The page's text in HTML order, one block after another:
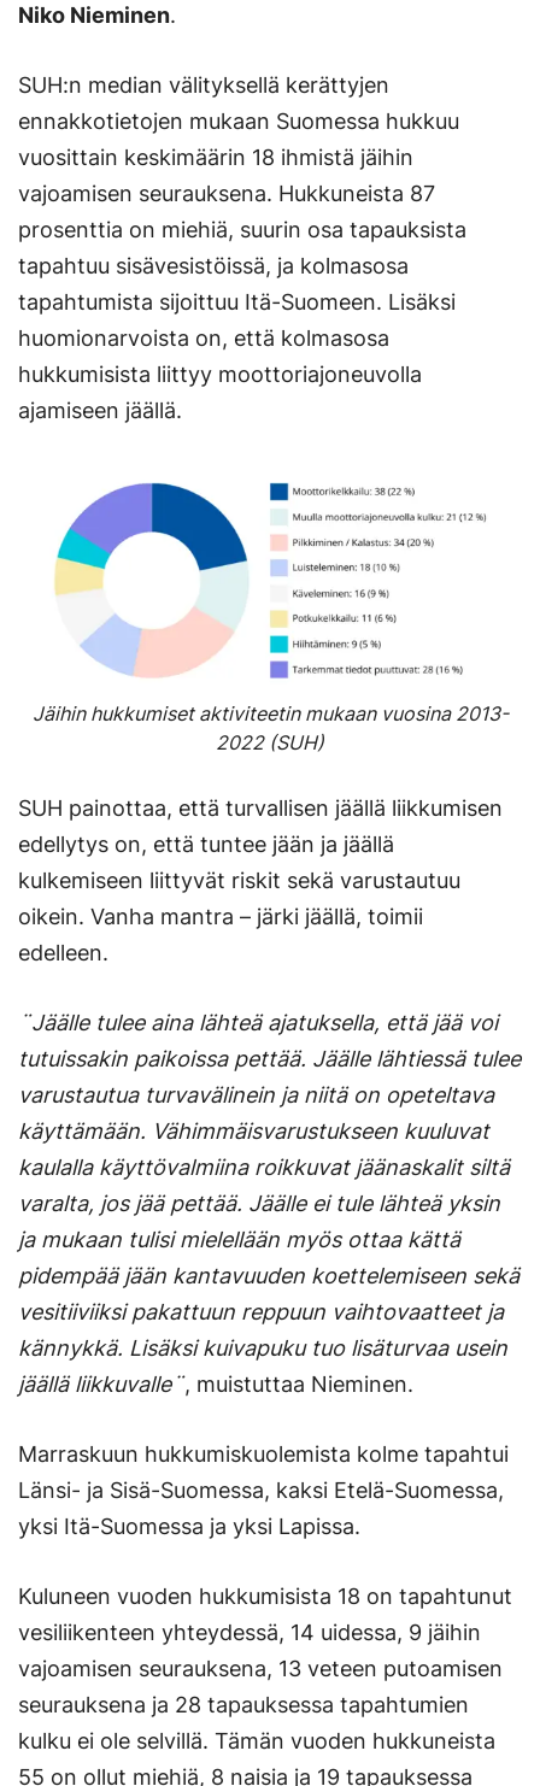
Niko Nieminen.
SUH:n median välityksellä kerättyjen
ennakkotietojen mukaan Suomessa hukkuu
vuosittain keskimäärin 18 ihmistä jäihin
vajoamisen seurauksena. Hukkuneista 87
prosenttia on miehiä, suurin osa tapauksista
tapahtuu sisävesistöissä, ja kolmasosa
tapahtumista sijoittuu Itä-Suomeen. Lisäksi
huomionarvoista on, että kolmasosa
hukkumisista liittyy moottoriajoneuvolla
ajamiseen jäällä.
Jäihin hukkumiset aktiviteetin mukaan vuosina 2013-
2022 (SUH)
SUH painottaa, että turvallisen jäällä liikkumisen
edellytys on, että tuntee jään ja jäällä
kulkemiseen liittyvät riskit sekä varustautuu
oikein. Vanha mantra – järki jäällä, toimii
edelleen.
¨Jäälle tulee aina lähteä ajatuksella, että jää voi
tutuissakin paikoissa pettää. Jäälle lähtiessä tulee
varustautua turvavälinein ja niitä on opeteltava
käyttämään. Vähimmäisvarustukseen kuuluvat
kaulalla käyttövalmiina roikkuvat jäänaskalit siltä
varalta, jos jää pettää. Jäälle ei tule lähteä yksin
ja mukaan tulisi mielellään myös ottaa kättä
pidempää jään kantavuuden koettelemiseen sekä
vesitiiviiksi pakattuun reppuun vaihtovaatteet ja
kännykkä. Lisäksi kuivapuku tuo lisäturvaa usein
jäällä liikkuvalle¨, muistuttaa Nieminen.
Marraskuun hukkumiskuolemista kolme tapahtui
Länsi- ja Sisä-Suomessa, kaksi Etelä-Suomessa,
yksi Itä-Suomessa ja yksi Lapissa.
Kuluneen vuoden hukkumisista 18 on tapahtunut
vesiliikenteen yhteydessä, 14 uidessa, 9 jäihin
vajoamisen seurauksena, 13 veteen putoamisen
seurauksena ja 28 tapauksessa tapahtumien
kulku ei ole selvillä. Tämän vuoden hukkuneista
55 on ollut miehiä, 8 naisia ja 19 tapauksessa